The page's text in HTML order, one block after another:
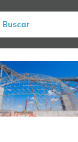
Buscar